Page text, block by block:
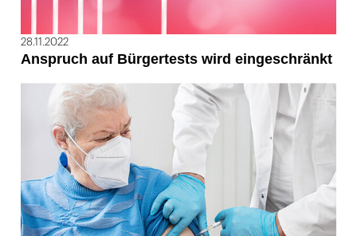
28.11.2022
Anspruch auf Bürgertests wird eingeschränkt